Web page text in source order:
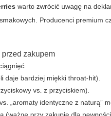
warto zwrócić uwagę na
Producenci premium
przed zakupem
daje bardziej miękki throat-hit).
vs. z przyciskiem).
„aromaty identyczne z naturą”